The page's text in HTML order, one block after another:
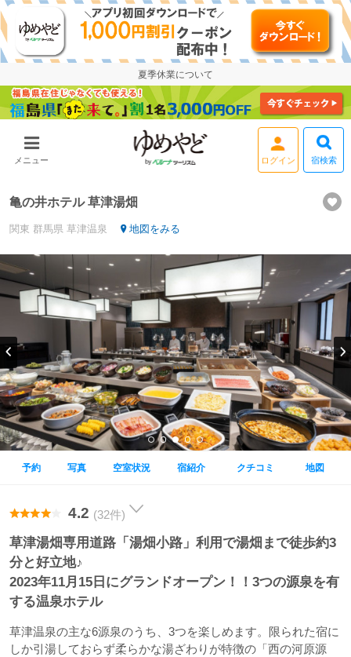
夏季休業について
メニュー ログイン 宿検索
亀の井ホテル 草津湯畑
関東 群馬県 草津温泉 地図をみる
予約 写真 空室状況 宿紹介 クチコミ 地図
4.2 (32件)
草津湯畑専用道路「湯畑小路」利用で湯畑まで徒歩約3
分と好立地♪
2023年11月15日にグランドオープン！！3つの源泉を有
する温泉ホテル
草津温泉の主な6源泉のうち、3つを楽しめます。限られた宿に
しか引湯しておらず柔らかな湯ざわりが特徴の「西の河原源